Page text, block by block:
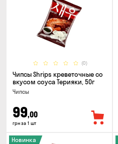
(0)
Чипсы Shrips креветочные со
вкусом соуса Терияки, 50г
Чипсы
99,00
грн за 1 шт
Новинка